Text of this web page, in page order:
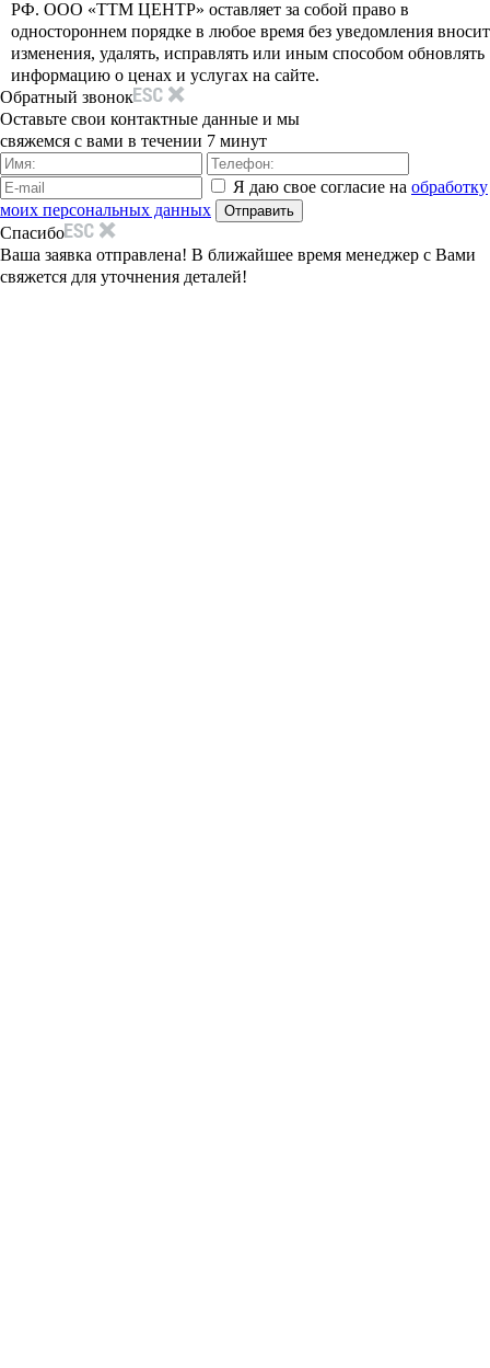
РФ. ООО «ТТМ ЦЕНТР» оставляет за собой право в
одностороннем порядке в любое время без уведомления
изменения, удалять, исправлять или иным способом обновлять
информацию о ценах и услугах на сайте.
Обратный звонок
Оставьте свои контактные данные и мы
свяжемся с вами в течении 7 минут
Я даю свое согласие на обработку
моих персональных данных
Спасибо
Ваша заявка отправлена! В ближайшее время менеджер с Вами
свяжется для уточнения деталей!